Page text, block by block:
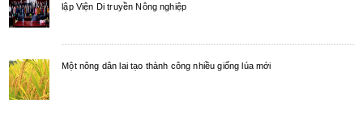
lập Viện Di truyền Nông nghiệp
Một nông dân lai tạo thành công nhiều giống lúa mới